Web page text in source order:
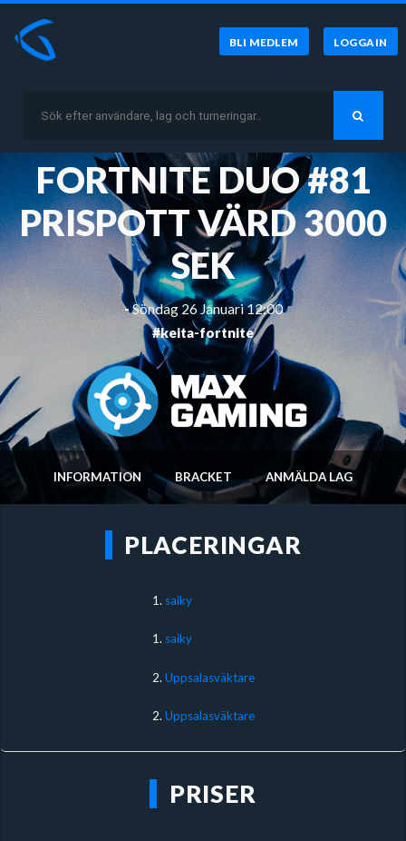
BLI MEDLEM LOGGA IN
FORTNITE DUO #81
PRISPOTT VÄRD 3000
SEK
-Söndag 26 Januari 12:00
#keita-fortnite
INFORMATION BRACKET ANMÄLDA LAG
PLACERINGAR
1. saiky
1. saiky
2. Uppsalasväktare
2.Uppsalasväktare
PRISER